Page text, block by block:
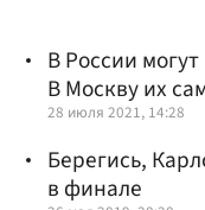
В России
В Москву их
28 июля 2021, 14:28
Берегись,
в финале